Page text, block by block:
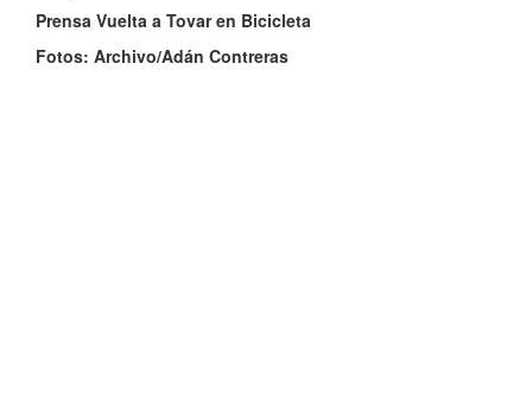
Prensa Vuelta a Tovar en Bicicleta
Fotos: Archivo/Adán Contreras